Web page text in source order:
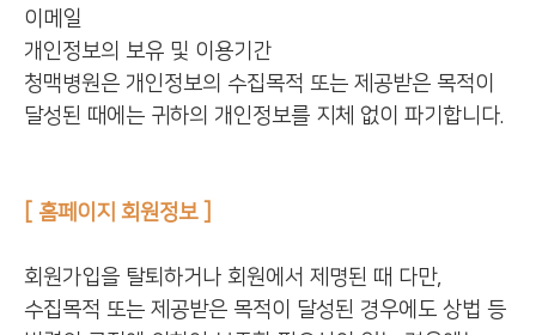
이메일
개인정보의 보유 및 이용기간
청맥병원은 개인정보의 수집목적 또는 제공받은 목적이
달성된 때에는 귀하의 개인정보를 지체 없이 파기합니다.
[ 홈페이지 회원정보 ]
회원가입을 탈퇴하거나 회원에서 제명된 때 다만,
수집목적 또는 제공받은 목적이 달성된 경우에도 상법 등